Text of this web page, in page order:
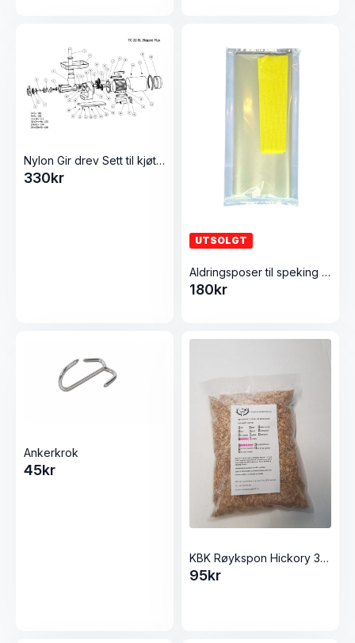
Nylon Gir drev Sett til kjøttkvern TC-22
330kr
UTSOLGT
Aldringsposer til speking og røyking 10stk 200×300
180kr
Ankerkrok
45kr
KBK Røykspon Hickory 3 liter (1-3mm)
95kr